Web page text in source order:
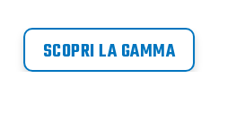
l'usura e la corrosione nella rete
di distribuzione dell'aria e
SCOPRI LA GAMMA